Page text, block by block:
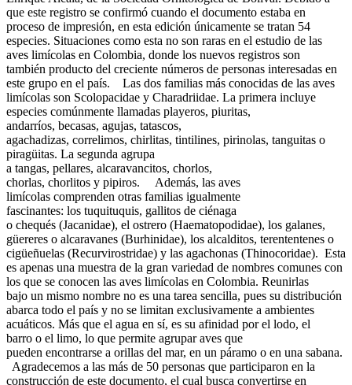
que este registro se confirmó cuando el documento estaba en
proceso de impresión, en esta edición únicamente se tratan 54
especies. Situaciones como esta no son raras en el estudio de las
aves limícolas en Colombia, donde los nuevos registros son
también producto del creciente números de personas interesadas en
este grupo en el país. Las dos familias más conocidas de las aves
limícolas son Scolopacidae y Charadriidae. La primera incluye
especies comúnmente llamadas playeros, piuritas,
andarríos, becasas, agujas, tatascos,
agachadizas, correlimos, chirlitas, tintilines, pirinolas, tanguitas o
piragüitas. La segunda agrupa
a tangas, pellares, alcaravancitos, chorlos,
chorlas, chorlitos y pipiros. Además, las aves
limícolas comprenden otras familias igualmente
fascinantes: los tuquituquis, gallitos de ciénaga
o chequés (Jacanidae), el ostrero (Haematopodidae), los galanes,
güereres o alcaravanes (Burhinidae), los alcalditos, terententenes o
cigüeñuelas (Recurvirostridae) y las agachonas (Thinocoridae). Esta
es apenas una muestra de la gran variedad de nombres comunes con
los que se conocen las aves limícolas en Colombia. Reunirlas
bajo un mismo nombre no es una tarea sencilla, pues su distribución
abarca todo el país y no se limitan exclusivamente a ambientes
acuáticos. Más que el agua en sí, es su afinidad por el lodo, el
barro o el limo, lo que permite agrupar aves que
pueden encontrarse a orillas del mar, en un páramo o en una sabana.
Agradecemos a las más de 50 personas que participaron en la
construcción de este documento, el cual busca convertirse en